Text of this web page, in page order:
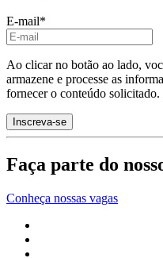
E-mail*
Ao clicar no botão ao lado,
armazene e processe as
fornecer o conteúdo solicitado.
Faça parte do
Conheça nossas vagas